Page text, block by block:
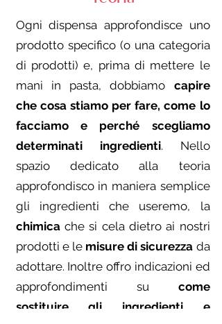
​Ogni dispensa approfondisce uno
prodotto specifico (o una categoria
di prodotti) e, prima di mettere le
mani in pasta, dobbiamo capire
che cosa stiamo per fare, come lo
facciamo e perché scegliamo
determinati ingredienti. Nello
spazio dedicato alla teoria
approfondisco in maniera semplice
gli ingredienti che useremo, la
chimicache si cela dietro ai nostri
prodotti e le misure di sicurezza da
adottare. Inoltre offro indicazioni ed
approfondimenti su come
sostituire gli ingredienti e